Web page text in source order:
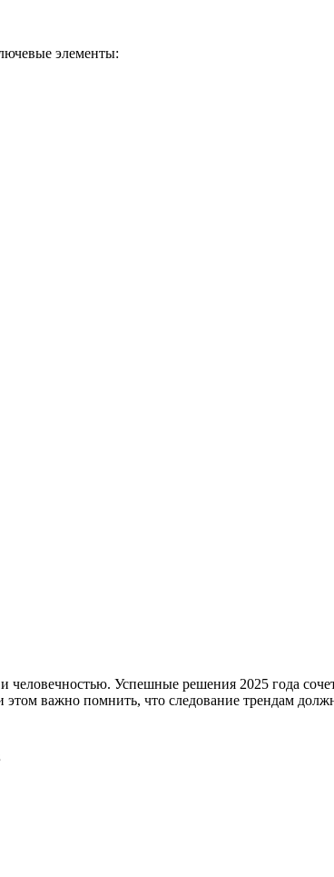
элементы:
человечностью. Успешные решения 2025 года
важно помнить, что следование трендам